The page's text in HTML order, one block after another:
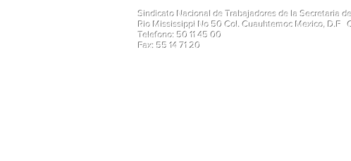
Sindicato Nacional de Trabajadores de la Secretaria
Rio Mississippi No 50 Col. Cuauhtemoc Mexico, D.F
Telefono: 50 11 45 00
Fax: 55 14 71 20